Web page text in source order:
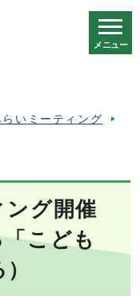
メニュー
らいミーティング
ング開催
こども